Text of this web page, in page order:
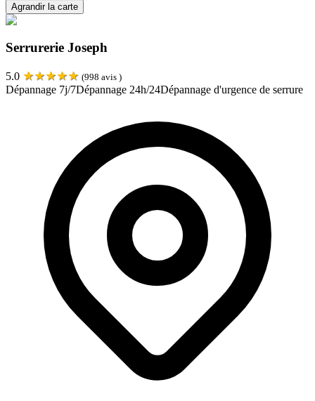
Agrandir la carte
Serrurerie Joseph
5.0 ★★★★★ (998 avis )
Dépannage 7j/7Dépannage 24h/24Dépannage d'urgence de serrure